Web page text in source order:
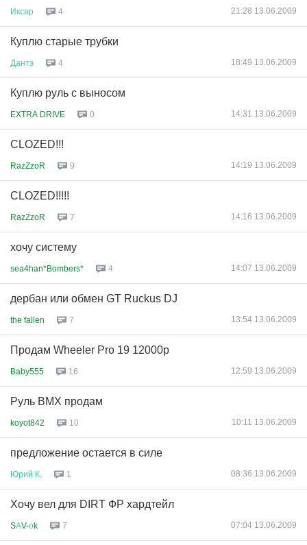
Иксар 4 21:28 13.06.2009
Куплю старые трубки
Дантэ 4 18:49 13.06.2009
Куплю руль с выносом
EXTRA DRIVE 0 14:31 13.06.2009
CLOZED!!!
RazZzoR 9 14:19 13.06.2009
CLOZED!!!!!
RazZzoR 7 14:16 13.06.2009
хочу систему
sea4han*Bombers* 4 14:07 13.06.2009
дербан или обмен GT Ruckus DJ
the fallen 7 13:54 13.06.2009
Продам Wheeler Pro 19 12000р
Baby555 16 12:59 13.06.2009
Руль BMX продам
koyot842 10 10:11 13.06.2009
предложение остается в силе
Юрий К 1 08:36 13.06.2009
Хочу вел для DIRT ФР хардтейл
SАV-оk 7 07:04 13.06.2009